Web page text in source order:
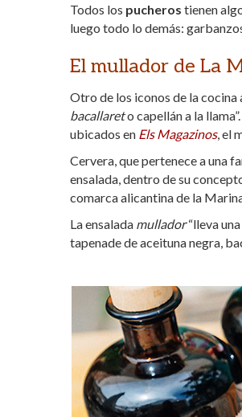
Todos los pucheros tienen
luego todo lo demás:
El mullador de La
Otro de los iconos de la cocina
bacallareto capellán a la
ubicados en Els Magazinos, el
Cervera, que pertenece a una
ensalada, dentro de su
comarca alicantina de la
La ensalada mullador“lleva
tapenade de aceituna negra,